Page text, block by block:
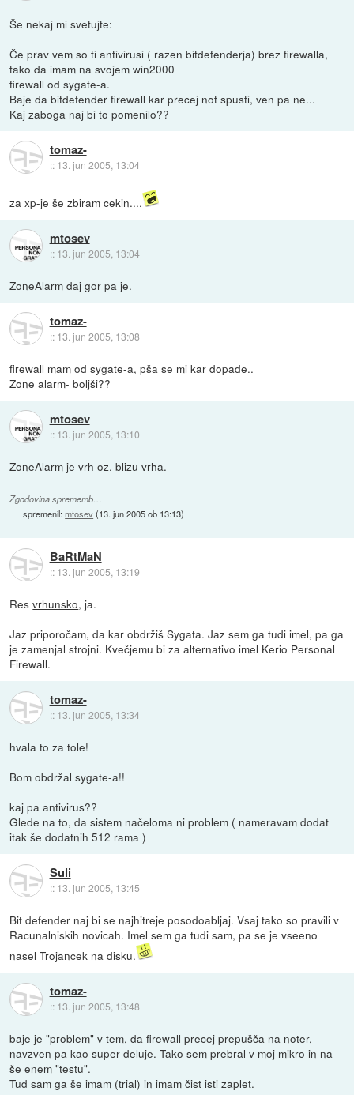
Še nekaj mi svetujte:
Če prav vem so ti antivirusi ( razen bitdefenderja) brez firewalla,
tako da imam na svojem win2000
firewall od sygate-a.
Baje da bitdefender firewall kar precej not spusti, ven pa ne...
Kaj zaboga naj bi to pomenilo??
tomaz-
:: 13. jun 2005, 13:04
za xp-je še zbiram cekin....
mtosev
:: 13. jun 2005, 13:04
ZoneAlarm daj gor pa je.
tomaz-
:: 13. jun 2005, 13:08
firewall mam od sygate-a, pša se mi kar dopade..
Zone alarm- boljši??
mtosev
:: 13. jun 2005, 13:10
ZoneAlarm je vrh oz. blizu vrha.
Zgodovina sprememb…
spremenil:mtosev(13. jun 2005 ob 13:13)
BaRtMaN
:: 13. jun 2005, 13:19
Resvrhunsko, ja.
Jaz priporočam, da kar obdržiš Sygata. Jaz sem ga tudi imel, pa ga
je zamenjal strojni. Kvečjemu bi za alternativo imel Kerio Personal
Firewall.
tomaz-
:: 13. jun 2005, 13:34
hvala to za tole!
Bom obdržal sygate-a!!
kaj pa antivirus??
Glede na to, da sistem načeloma ni problem ( nameravam dodat
itak še dodatnih 512 rama )
Suli
:: 13. jun 2005, 13:45
Bit defender naj bi se najhitreje posodoabljaj. Vsaj tako so pravili v
Racunalniskih novicah. Imel sem ga tudi sam, pa se je vseeno
nasel Trojancek na disku.
tomaz-
:: 13. jun 2005, 13:48
baje je "problem" v tem, da firewall precej prepušča na noter,
navzven pa kao super deluje. Tako sem prebral v moj mikro in na
še enem "testu".
Tud sam ga še imam (trial) in imam čist isti zaplet.